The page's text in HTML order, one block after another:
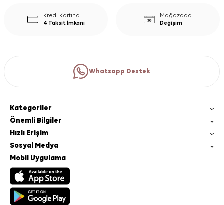
Kredi Kartına
4 Taksit İmkanı
Mağazada
Değişim
Whatsapp Destek
Kategoriler
Önemli Bilgiler
Hızlı Erişim
Sosyal Medya
Mobil Uygulama